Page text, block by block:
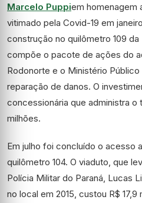
Marcelo Puppiem homenagem
vitimado pela Covid-19 em
construção no quilômetro 109
compõe o pacote de ações do
Rodonorte e o Ministério
reparação de danos. O
concessionária que administra o
milhões.
Em julho foi concluído o acesso
quilômetro 104. O viaduto, que
Polícia Militar do Paraná, Lucas
no local em 2015, custou R$